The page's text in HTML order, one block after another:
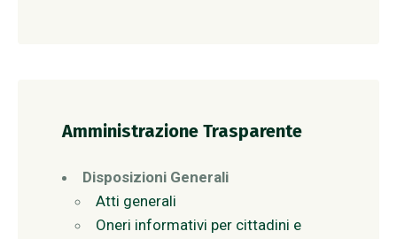
Amministrazione Trasparente
Disposizioni Generali
Atti generali
Oneri informativi per cittadini e